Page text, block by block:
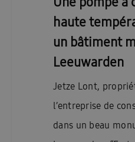
haute
un bâtiment
Leeuwarden
Jetze Lont,
l’entreprise de
dans un beau